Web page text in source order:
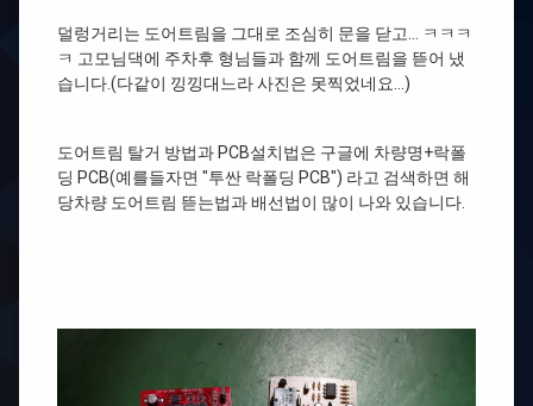
덜렁거리는 도어트림을 그대로 조심히 문을 닫고… ㅋㅋㅋ
ㅋ 고모님댁에 주차후 형님들과 함께 도어트림을 뜯어 냈
습니다.(다같이 낑낑대느라 사진은 못찍었네요…)
도어트림 탈거 방법과 PCB설치법은 구글에 차량명+락폴
딩 PCB(예를들자면 "투싼 락폴딩 PCB") 라고 검색하면 해
당차량 도어트림 뜯는법과 배선법이 많이 나와 있습니다.